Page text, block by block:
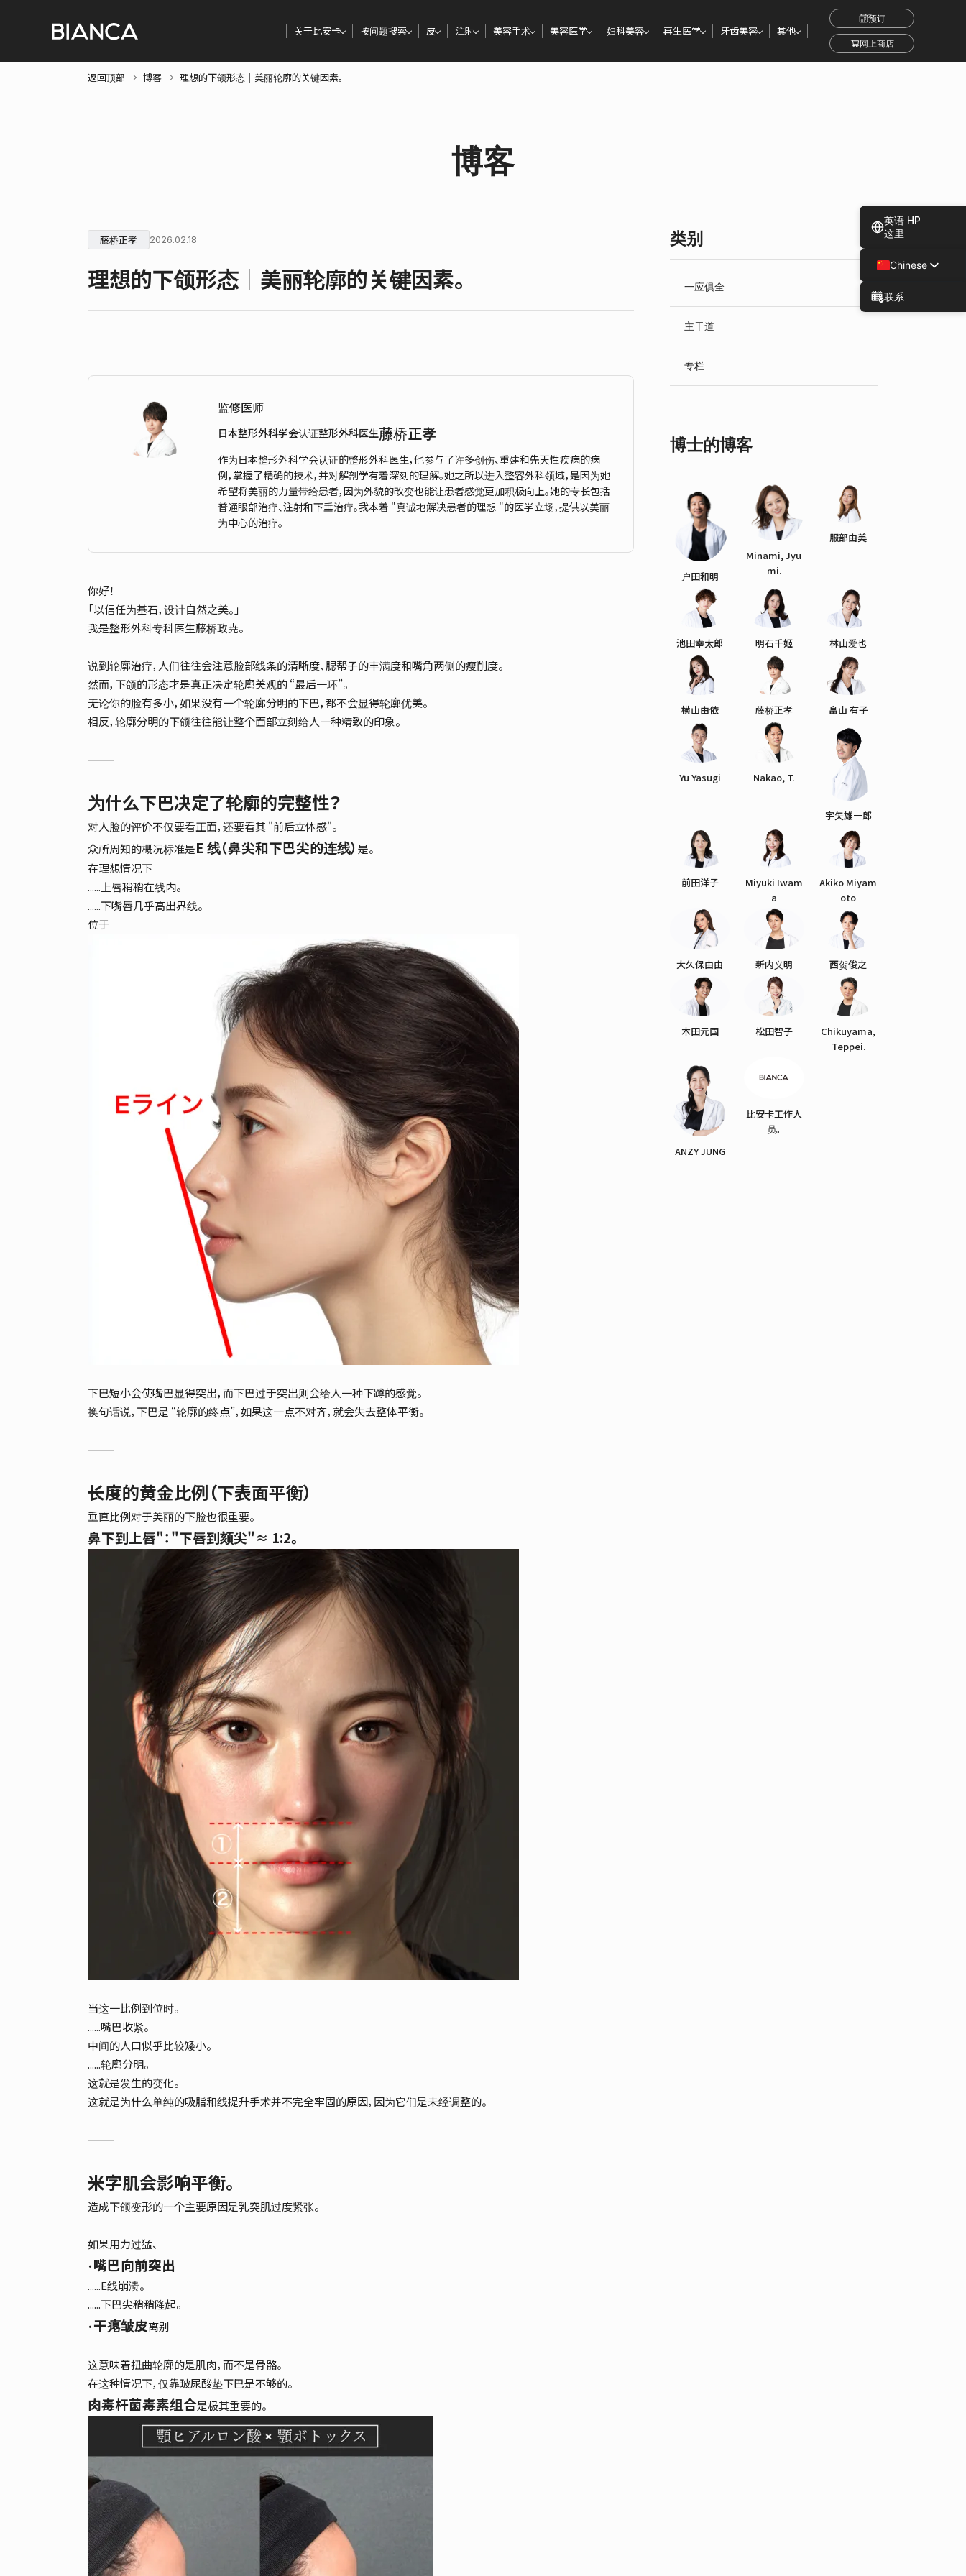
关于比安卡 按问题搜索 皮 注射 美容手术 美容医学 妇科美容 再生医学 牙齿美容 其他
预订
网上商店
返回顶部 博客 理想的下颌形态｜美丽轮廓的关键因素。
博客
藤桥正孝 2026.02.18
理想的下颌形态｜美丽轮廓的关键因素。
监修医师
日本整形外科学会认证整形外科医生藤桥正孝
作为日本整形外科学会认证的整形外科医生，他参与了许多创伤、重建和先天性疾病的病
例，掌握了精确的技术，并对解剖学有着深刻的理解。她之所以进入整容外科领域，是因为她
希望将美丽的力量带给患者，因为外貌的改变也能让患者感觉更加积极向上。她的专长包括
普通眼部治疗、注射和下垂治疗。我本着 "真诚地解决患者的理想 "的医学立场，提供以美丽
为中心的治疗。
你好！
「以信任为基石，设计自然之美。」
我是整形外科专科医生藤桥政尭。
说到轮廓治疗，人们往往会注意脸部线条的清晰度、腮帮子的丰满度和嘴角两侧的瘦削度。
然而，下颌的形态才是真正决定轮廓美观的 “最后一环”。
无论你的脸有多小，如果没有一个轮廓分明的下巴，都不会显得轮廓优美。
相反，轮廓分明的下颌往往能让整个面部立刻给人一种精致的印象。
⸻
为什么下巴决定了轮廓的完整性？
对人脸的评价不仅要看正面，还要看其 "前后立体感"。
众所周知的概况标准是E 线（鼻尖和下巴尖的连线） 是。
在理想情况下
......上唇稍稍在线内。
......下嘴唇几乎高出界线。
位于
下巴短小会使嘴巴显得突出，而下巴过于突出则会给人一种下蹲的感觉。
换句话说，下巴是 “轮廓的终点”，如果这一点不对齐，就会失去整体平衡。
⸻
长度的黄金比例（下表面平衡）
垂直比例对于美丽的下脸也很重要。
鼻下到上唇"："下唇到颏尖"≈ 1:2。
当这一比例到位时。
......嘴巴收紧。
中间的人口似乎比较矮小。
......轮廓分明。
这就是发生的变化。
这就是为什么单纯的吸脂和线提升手术并不完全牢固的原因，因为它们是未经调整的。
⸻
米字肌会影响平衡。
造成下颌变形的一个主要原因是乳突肌过度紧张。
如果用力过猛、
・嘴巴向前突出
......E线崩溃。
......下巴尖稍稍隆起。
・干瘪皱皮离别
这意味着扭曲轮廓的是肌肉，而不是骨骼。
在这种情况下，仅靠玻尿酸垫下巴是不够的。
肉毒杆菌毒素组合是极其重要的。
类别
一应俱全
主干道
专栏
博士的博客
户田和明
Minami, Jyu
mi.
服部由美
池田幸太郎 明石千姬 林山爱也
横山由依 藤桥正孝 畠山 有子
Yu Yasugi Nakao, T.
宇矢雄一郎
前田洋子
Miyuki Iwam
a
Akiko Miyam
oto
大久保由由 新内义明 西贺俊之
木田元国 松田智子
Chikuyama,
Teppei.
ANZY JUNG
比安卡工作人
员。
英语 HP
这里
Chinese
Spanish
联系